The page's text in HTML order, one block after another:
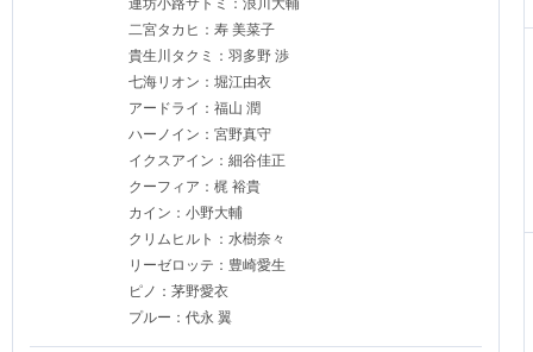
連坊小路サトミ：浪川大輔
二宮タカヒ：寿 美菜子
貴生川タクミ：羽多野 渉
七海リオン：堀江由衣
アードライ：福山 潤
ハーノイン：宮野真守
イクスアイン：細谷佳正
クーフィア：梶 裕貴
カイン：小野大輔
クリムヒルト：水樹奈々
リーゼロッテ：豊崎愛生
ピノ：茅野愛衣
プルー：代永 翼